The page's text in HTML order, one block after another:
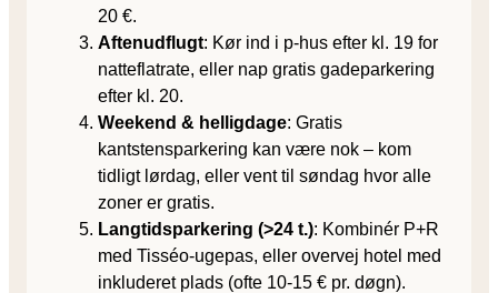
20 €.
Aftenudflugt: Kør ind i p-hus efter kl. 19 for
natteflatrate, eller nap gratis gadeparkering
efter kl. 20.
Weekend & helligdage: Gratis
kantstensparkering kan være nok – kom
tidligt lørdag, eller vent til søndag hvor alle
zoner er gratis.
Langtidsparkering (>24 t.): Kombinér P+R
med Tisséo-ugepas, eller overvej hotel med
inkluderet plads (ofte 10-15 € pr. døgn).